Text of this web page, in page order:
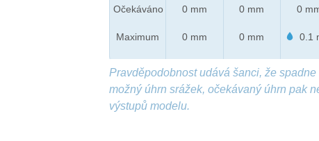
Očekáváno
Maximum
0 mm
0 mm
0 mm
0 mm
0
0.1
Pravděpodobnost udává šanci, že
možný úhrn srážek, očekávaný úhrn pak
výstupů modelu.